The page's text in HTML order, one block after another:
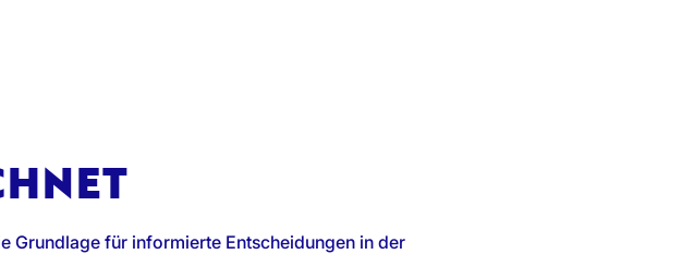
Grundlage für informierte Entscheidungen in der